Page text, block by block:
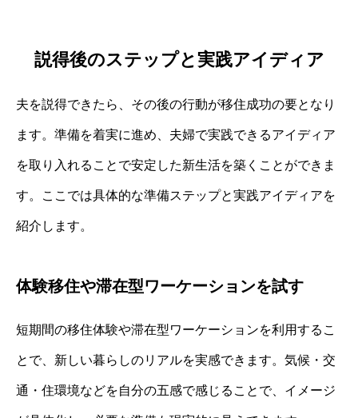
説得後のステップと実践アイディア
夫を説得できたら、その後の行動が移住成功の要となり
ます。準備を着実に進め、夫婦で実践できるアイディア
を取り入れることで安定した新生活を築くことができま
す。ここでは具体的な準備ステップと実践アイディアを
紹介します。
体験移住や滞在型ワーケーションを試す
短期間の移住体験や滞在型ワーケーションを利用するこ
とで、新しい暮らしのリアルを実感できます。気候・交
通・住環境などを自分の五感で感じることで、イメージ